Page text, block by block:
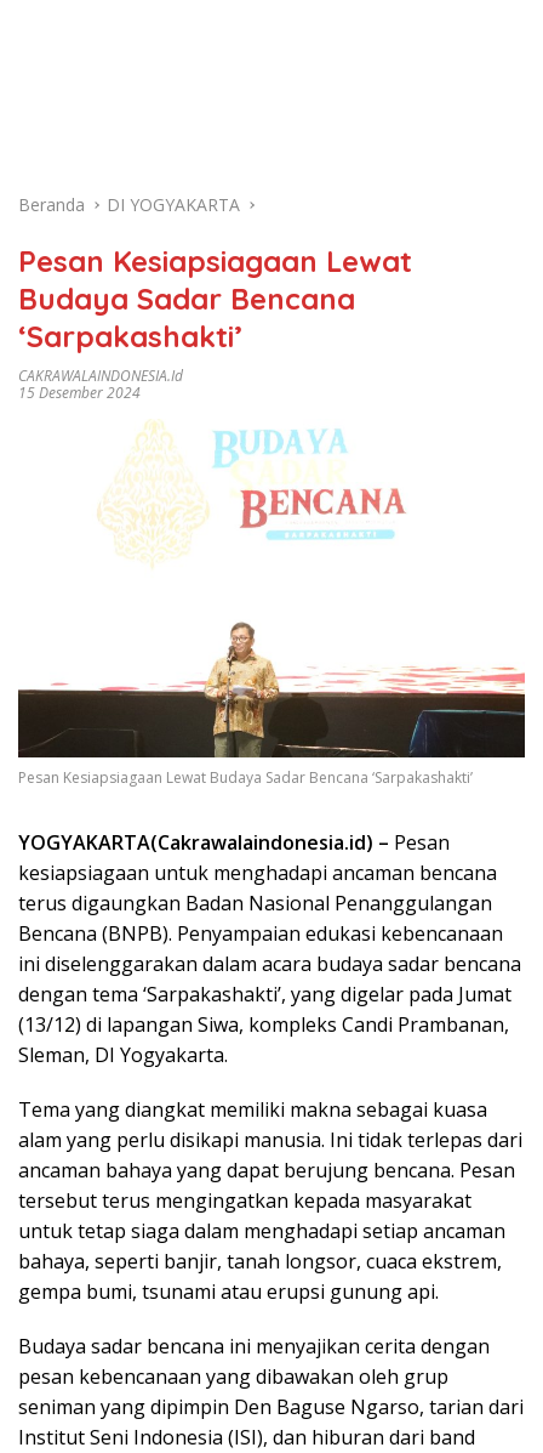
Beranda DI YOGYAKARTA
Pesan Kesiapsiagaan Lewat
Budaya Sadar Bencana
‘Sarpakashakti’
CAKRAWALAINDONESIA.id
15 Desember 2024
Pesan Kesiapsiagaan Lewat Budaya Sadar Bencana ‘Sarpakashakti’
YOGYAKARTA(Cakrawalaindonesia.id) – Pesan
kesiapsiagaan untuk menghadapi ancaman bencana
terus digaungkan Badan Nasional Penanggulangan
Bencana (BNPB). Penyampaian edukasi kebencanaan
ini diselenggarakan dalam acara budaya sadar bencana
dengan tema ‘Sarpakashakti’, yang digelar pada Jumat
(13/12) di lapangan Siwa, kompleks Candi Prambanan,
Sleman, DI Yogyakarta.
Tema yang diangkat memiliki makna sebagai kuasa
alam yang perlu disikapi manusia. Ini tidak terlepas dari
ancaman bahaya yang dapat berujung bencana. Pesan
tersebut terus mengingatkan kepada masyarakat
untuk tetap siaga dalam menghadapi setiap ancaman
bahaya, seperti banjir, tanah longsor, cuaca ekstrem,
gempa bumi, tsunami atau erupsi gunung api.
Budaya sadar bencana ini menyajikan cerita dengan
pesan kebencanaan yang dibawakan oleh grup
seniman yang dipimpin Den Baguse Ngarso, tarian dari
Institut Seni Indonesia (ISI), dan hiburan dari band